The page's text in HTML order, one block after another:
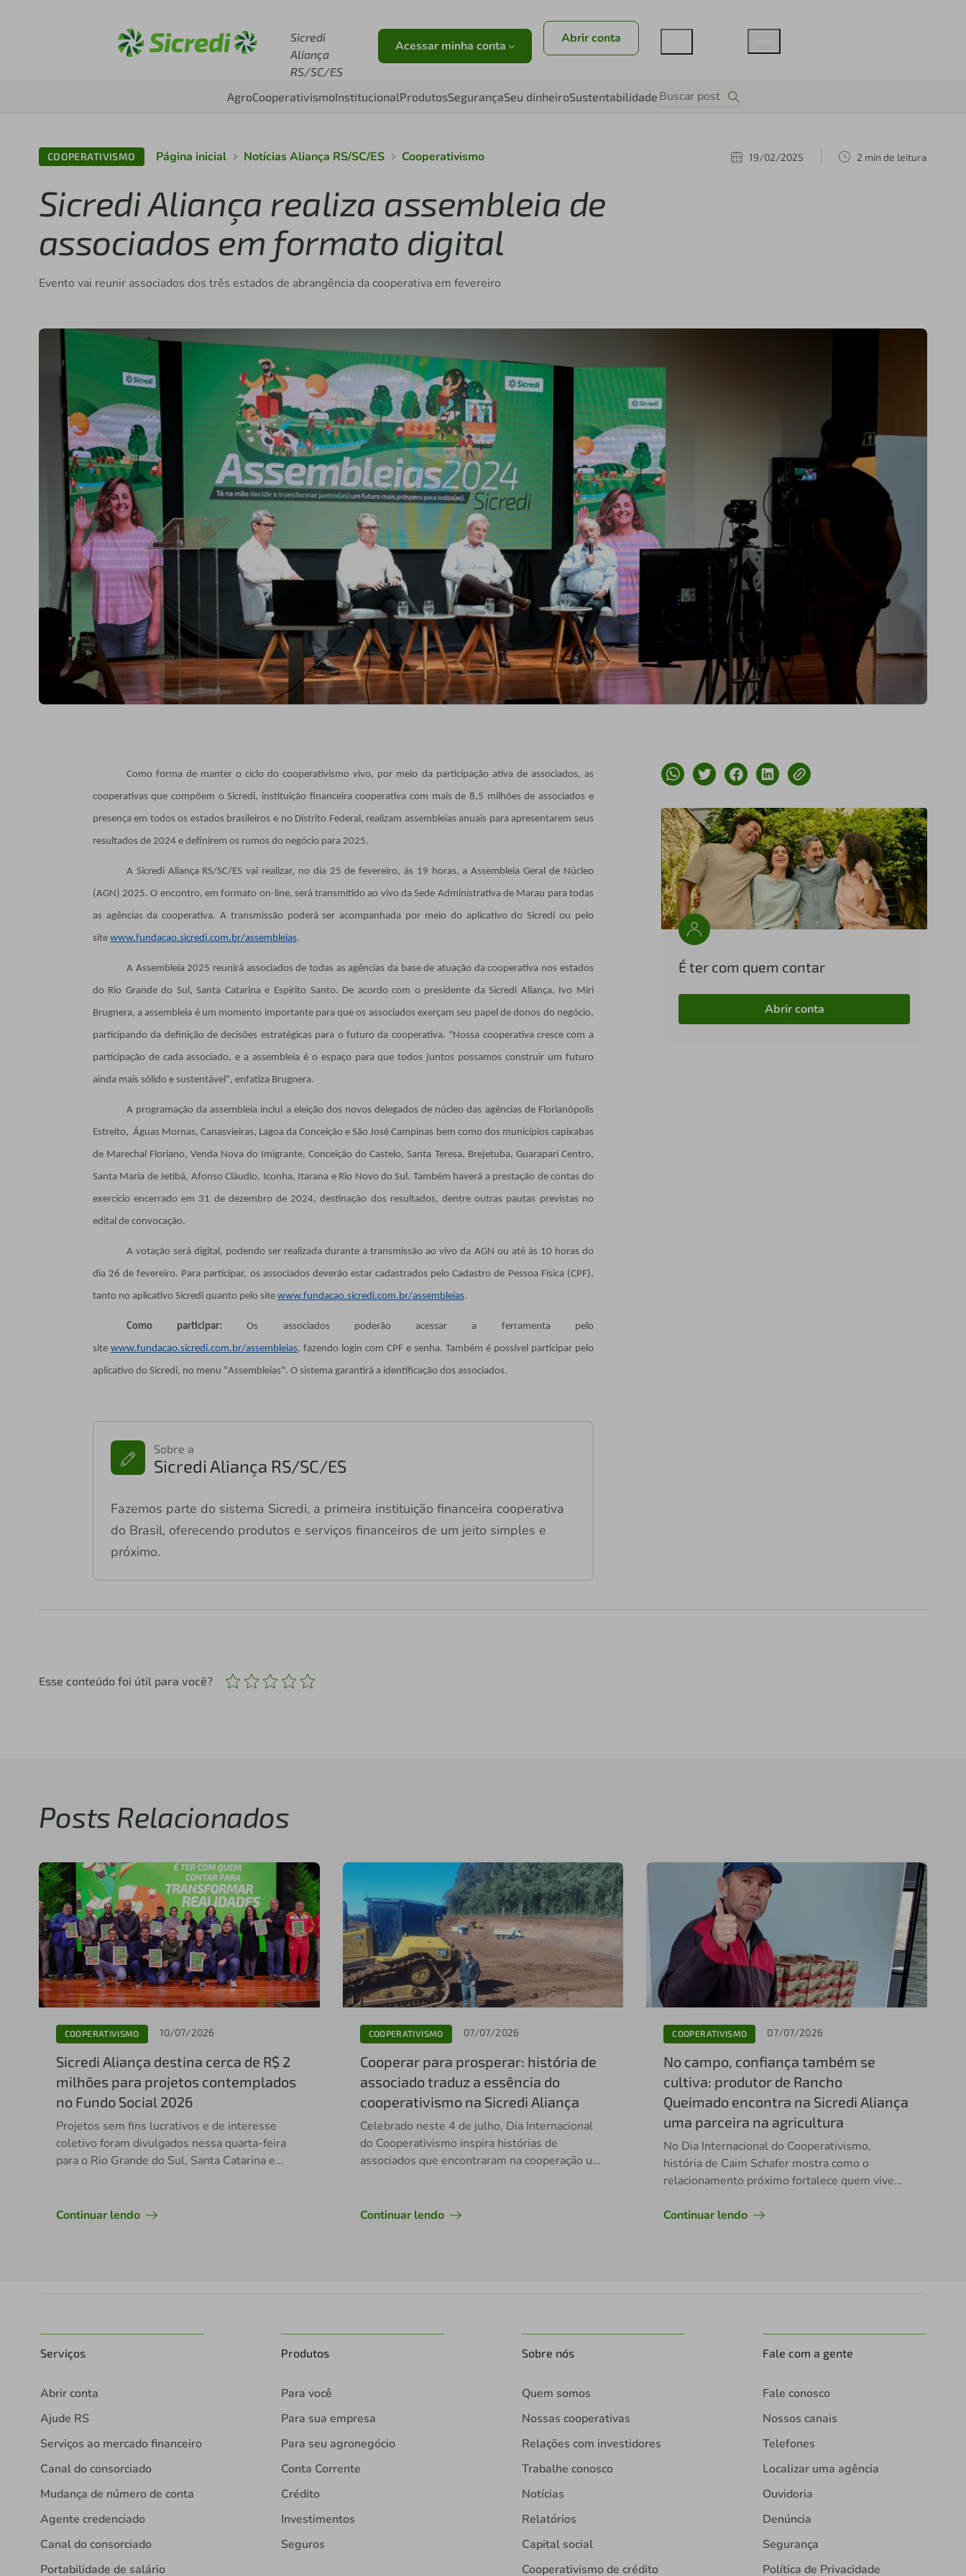
Sicredi
Aliança
RS/SC/ES
Acessar minha conta Abrir conta
AgroCooperativismoInstitucionalProdutosSegurançaSeu dinheiroSustentabilidade
COOPERATIVISMO Página inicial Notícias Aliança RS/SC/ES Cooperativismo 19/02/2025 2 min de leitura
Sicredi Aliança realiza assembleia de
associados em formato digital
Evento vai reunir associados dos três estados de abrangência da cooperativa em fevereiro
Como forma de manter o ciclo do cooperativismo vivo, por meio da participação ativa de associados, as
cooperativas que compõem o Sicredi, instituição financeira cooperativa com mais de 8,5 milhões de associados e
presença em todos os estados brasileiros e no Distrito Federal, realizam assembleias anuais para apresentarem seus
resultados de 2024 e definirem os rumos do negócio para 2025.
A Sicredi Aliança RS/SC/ES vai realizar, no dia 25 de fevereiro, às 19 horas, a Assembleia Geral de Núcleo
(AGN) 2025. O encontro, em formato on-line, será transmitido ao vivo da Sede Administrativa de Marau para todas
as agências da cooperativa. A transmissão poderá ser acompanhada por meio do aplicativo do Sicredi ou pelo
site www.fundacao.sicredi.com.br/assembleias.
A Assembleia 2025 reunirá associados de todas as agências da base de atuação da cooperativa nos estados
do Rio Grande do Sul, Santa Catarina e Espírito Santo. De acordo com o presidente da Sicredi Aliança, Ivo Miri
Brugnera, a assembleia é um momento importante para que os associados exerçam seu papel de donos do negócio,
participando da definição de decisões estratégicas para o futuro da cooperativa. "Nossa cooperativa cresce com a
participação de cada associado, e a assembleia é o espaço para que todos juntos possamos construir um futuro
ainda mais sólido e sustentável", enfatiza Brugnera.
A programação da assembleia inclui a eleição dos novos delegados de núcleo das agências de Florianópolis
Estreito, Águas Mornas, Canasvieiras, Lagoa da Conceição e São José Campinas bem como dos municípios capixabas
de Marechal Floriano, Venda Nova do Imigrante, Conceição do Castelo, Santa Teresa, Brejetuba, Guarapari Centro,
Santa Maria de Jetibá, Afonso Cláudio, Iconha, Itarana e Rio Novo do Sul. Também haverá a prestação de contas do
exercício encerrado em 31 de dezembro de 2024, destinação dos resultados, dentre outras pautas previstas no
edital de convocação.
A votação será digital, podendo ser realizada durante a transmissão ao vivo da AGN ou até às 10 horas do
dia 26 de fevereiro. Para participar, os associados deverão estar cadastrados pelo Cadastro de Pessoa Física (CPF),
tanto no aplicativo Sicredi quanto pelo site www.fundacao.sicredi.com.br/assembleias.
Como participar: Os associados poderão acessar a ferramenta pelo
site www.fundacao.sicredi.com.br/assembleias, fazendo login com CPF e senha. Também é possível participar pelo
aplicativo do Sicredi, no menu "Assembleias". O sistema garantirá a identificação dos associados.
Sobre a
Sicredi Aliança RS/SC/ES
Fazemos parte do sistema Sicredi, a primeira instituição financeira cooperativa
do Brasil, oferecendo produtos e serviços financeiros de um jeito simples e
próximo.
É ter com quem contar
Abrir conta
Esse conteúdo foi útil para você?
Posts Relacionados
COOPERATIVISMO 10/07/2026
Sicredi Aliança destina cerca de R$ 2
milhões para projetos contemplados
no Fundo Social 2026
Projetos sem fins lucrativos e de interesse
coletivo foram divulgados nessa quarta-feira
para o Rio Grande do Sul, Santa Catarina e
Continuar lendo
COOPERATIVISMO 07/07/2026
Cooperar para prosperar: história de
associado traduz a essência do
cooperativismo na Sicredi Aliança
Celebrado neste 4 de julho, Dia Internacional
do Cooperativismo inspira histórias de
associados que encontraram na cooperação um
Continuar lendo
COOPERATIVISMO 07/07/2026
No campo, confiança também se
cultiva: produtor de Rancho
Queimado encontra na Sicredi Aliança
uma parceira na agricultura
No Dia Internacional do Cooperativismo,
história de Caim Schafer mostra como o
relacionamento próximo fortalece quem vive
Continuar lendo
Serviços
Abrir conta
Ajude RS
Serviços ao mercado financeiro
Canal do consorciado
Mudança de número de conta
Agente credenciado
Canal do consorciado
Portabilidade de salário
Produtos
Para você
Para sua empresa
Para seu agronegócio
Conta Corrente
Crédito
Investimentos
Seguros
Sobre nós
Quem somos
Nossas cooperativas
Relações com investidores
Trabalhe conosco
Notícias
Relatórios
Capital social
Cooperativismo de crédito
Fale com a gente
Fale conosco
Nossos canais
Telefones
Localizar uma agência
Ouvidoria
Denúncia
Segurança
Política de Privacidade